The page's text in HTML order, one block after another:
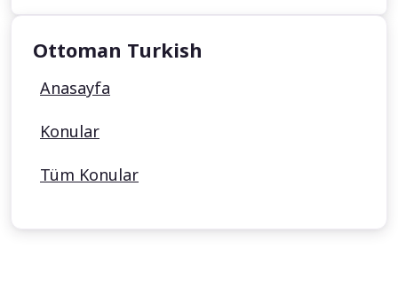
Ottoman Turkish
Anasayfa
Konular
Tüm Konular